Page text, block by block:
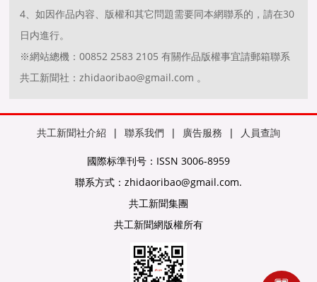
4、如因作品内容、版權和其它問題需要同本網聯系的，請在30
日内進行。
※網站總機：00852 2583 2105 有關作品版權事宜請郵箱聯系
共工新聞社：zhidaoribao@gmail.com 。
共工新聞社介紹 | 聯系我們 | 廣告服務 | 人員查詢
國際标準刊号：ISSN 3006-8959
聯系方式：zhidaoribao@gmail.com.
共工新聞集團
共工新聞網版權所有